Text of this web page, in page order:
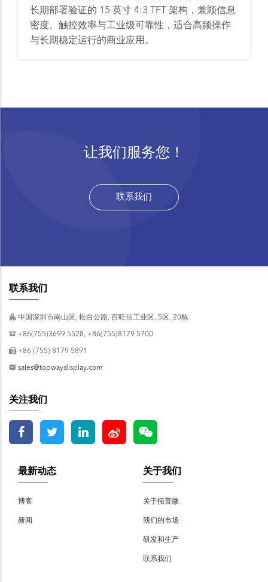
长期部署验证的 15 英寸 4:3 TFT 架构，兼顾信息
密度、触控效率与工业级可靠性，适合高频操作
与长期稳定运行的商业应用。
让我们服务您！
联系我们
联系我们
中国深圳市南山区, 松白公路, 百旺信工业区, 5区, 20栋
+86(755)3699 5528, +86(755)8179 5700
+86 (755) 8179 5891
sales@topwaydisplay.com
关注我们
关于我们
关于拓普微
我们的市场
研发和生产
联系我们
最新动态
博客
新闻